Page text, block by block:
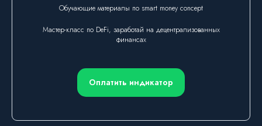
Обучающие материалы по smart money concept
Мастер-класс по DeFi, заработай на децентрализованных
финансах
Оплатить индикатор